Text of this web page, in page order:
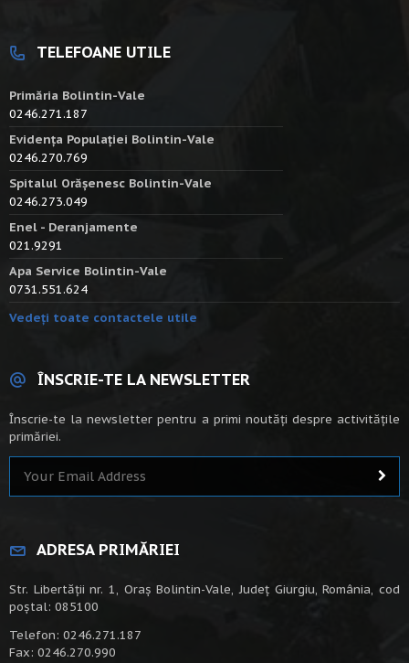
TELEFOANE UTILE
Primăria Bolintin-Vale
0246.271.187
Evidența Populației Bolintin-Vale
0246.270.769
Spitalul Orășenesc Bolintin-Vale
0246.273.049
Enel - Deranjamente
021.9291
Apa Service Bolintin-Vale
0731.551.624
Vedeți toate contactele utile
ÎNSCRIE-TE LA NEWSLETTER
Înscrie-te la newsletter pentru a primi noutăți despre activitățile
primăriei.
ADRESA PRIMĂRIEI
Str. Libertății nr. 1, Oraș Bolintin-Vale, Județ Giurgiu, România, cod
poștal: 085100
Telefon: 0246.271.187
Fax: 0246.270.990